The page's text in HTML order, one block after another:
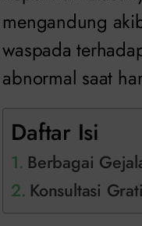
mengandung
waspada
abnormal saat
Daftar Isi
Berbagai
Konsultasi